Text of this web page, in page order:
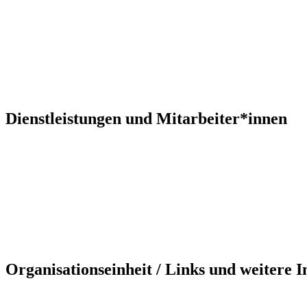
Dienstleistungen und Mitarbeiter*innen
Organisationseinheit / Links und weitere